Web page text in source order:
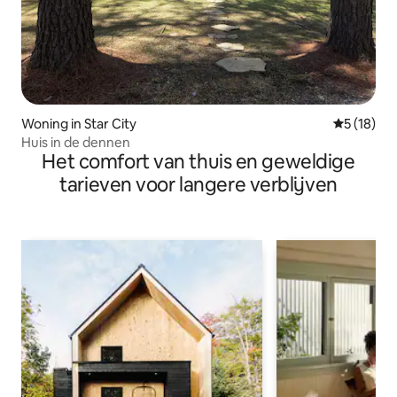
Woning in Star City
5 (18)
Huis in de dennen
Het comfort van thuis en geweldige
tarieven voor langere verblijven